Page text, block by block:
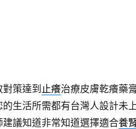
策達到 止癢治療皮膚乾癢藥
的生活所需都有台灣人設計未
議知道非常知道選擇適合養